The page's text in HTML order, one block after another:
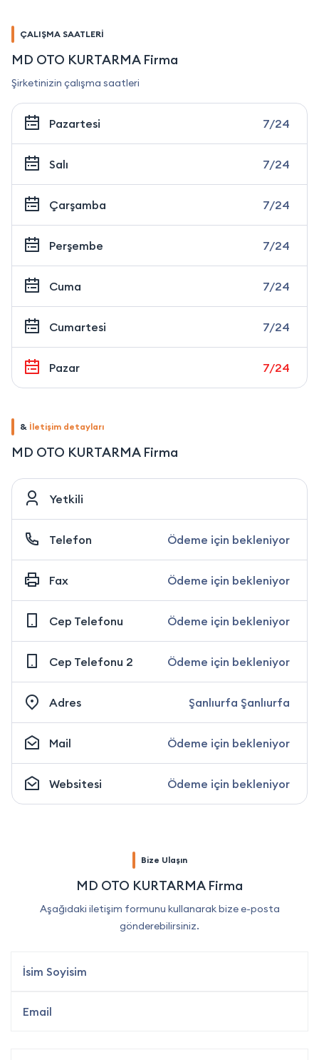
ÇALIŞMA SAATLERİ
MD OTO KURTARMA Firma
Şirketinizin çalışma saatleri
Pazartesi 7/24
Salı 7/24
Çarşamba 7/24
Perşembe 7/24
Cuma 7/24
Cumartesi 7/24
Pazar 7/24
& İletişim detayları
MD OTO KURTARMA Firma
Yetkili
Telefon Ödeme için bekleniyor
Fax Ödeme için bekleniyor
Cep Telefonu Ödeme için bekleniyor
Cep Telefonu 2 Ödeme için bekleniyor
Adres Şanlıurfa Şanlıurfa
Mail Ödeme için bekleniyor
Websitesi Ödeme için bekleniyor
Bize Ulaşın
MD OTO KURTARMA Firma
Aşağıdaki iletişim formunu kullanarak bize e-posta
gönderebilirsiniz.